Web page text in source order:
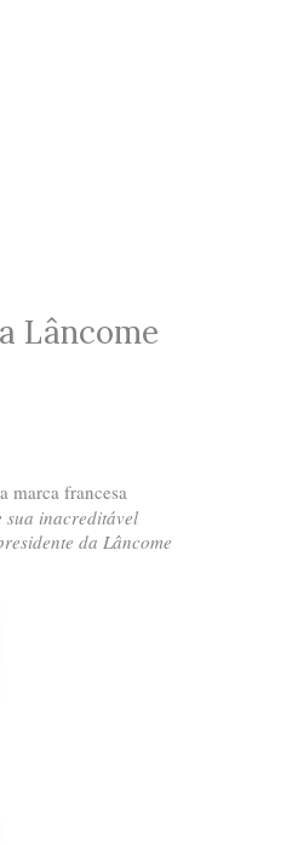
Lâncome
marca francesa
sua inacreditável
da Lâncome